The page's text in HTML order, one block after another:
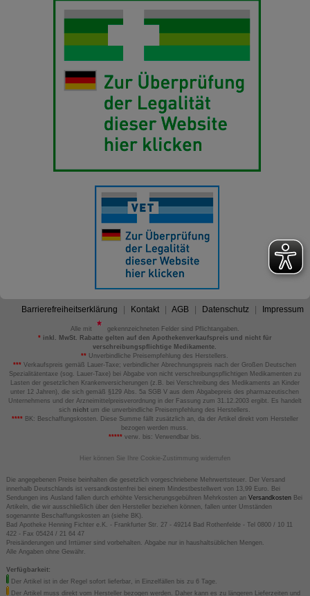
Barrierefreiheitserklärung Kontakt AGB Datenschutz Impressum
Alle mit
gekennzeichneten Felder sind Pflichtangaben.
*inkl. MwSt. Rabatte gelten auf den Apothekenverkaufspreis und nicht für
verschreibungspflichtige Medikamente.
** Unverbindliche Preisempfehlung des Herstellers.
*** Verkaufspreis gemäß Lauer-Taxe; verbindlicher Abrechnungspreis nach der Großen Deutschen
Spezialitätentaxe (sog. Lauer-Taxe) bei Abgabe von nicht verschreibungspflichtigen Medikamenten zu
Lasten der gesetzlichen Krankenversicherungen (z.B. bei Verschreibung des Medikaments an Kinder
unter 12 Jahren), die sich gemäß §129 Abs. 5a SGB V aus dem Abgabepreis des pharmazeutischen
Unternehmens und der Arzneimittelpreisverordnung in der Fassung zum 31.12.2003 ergibt. Es handelt
sich nicht um die unverbindliche Preisempfehlung des Herstellers.
****BK: Beschaffungskosten. Diese Summe fällt zusätzlich an, da der Artikel direkt vom Hersteller
bezogen werden muss.
*****verw. bis: Verwendbar bis.
Hier können Sie Ihre Cookie-Zustimmung widerrufen
Die angegebenen Preise beinhalten die gesetzlich vorgeschriebene Mehrwertsteuer. Der Versand
innerhalb Deutschlands ist versandkostenfrei bei einem Mindestbestellwert von 13,99 Euro. Bei
Sendungen ins Ausland fallen durch erhöhte Versicherungsgebühren Mehrkosten an VersandkostenBei
Artikeln, die wir ausschließlich über den Hersteller beziehen können, fallen unter Umständen
sogenannte Beschaffungskosten an (siehe BK).
Bad Apotheke Henning Fichter e.K. - Frankfurter Str. 27 - 49214 Bad Rothenfelde - Tel 0800 / 10 11
422 - Fax 05424 / 21 64 47
Preisänderungen und Irrtümer sind vorbehalten. Abgabe nur in haushaltsüblichen Mengen.
Alle Angaben ohne Gewähr.
Verfügbarkeit:
Der Artikel ist in der Regel sofort lieferbar, in Einzelfällen bis zu 6 Tage.
Der Artikel muss direkt vom Hersteller bezogen werden. Daher kann es zu längeren Lieferzeiten und